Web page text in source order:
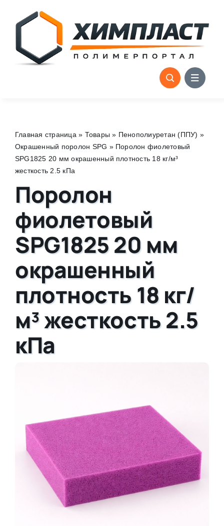
content
Главная страница » Товары » Пенополиуретан (ППУ) »
Окрашенный поролон SPG » Поролон фиолетовый
SPG1825 20 мм окрашенный плотность 18 кг/м³
жесткость 2.5 кПа
Поролон
фиолетовый
SPG1825 20 мм
окрашенный
плотность 18 кг/
м³ жесткость 2.5
кПа